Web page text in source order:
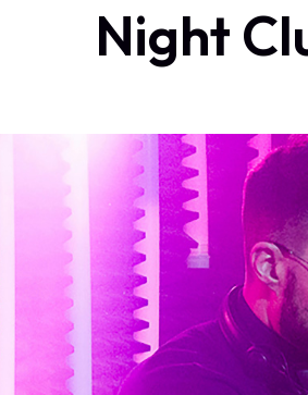
Night